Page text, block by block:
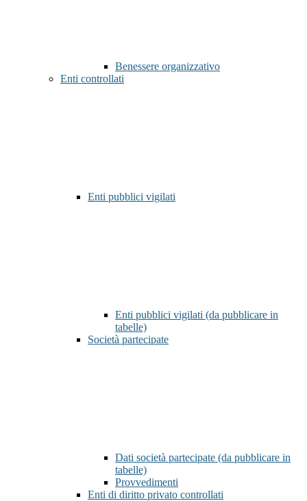
Benessere organizzativo
Enti controllati
Enti pubblici vigilati
Enti pubblici vigilati (da pubblicare in
tabelle)
Società partecipate
Dati società partecipate (da pubblicare in
tabelle)
Provvedimenti
Enti di diritto privato controllati